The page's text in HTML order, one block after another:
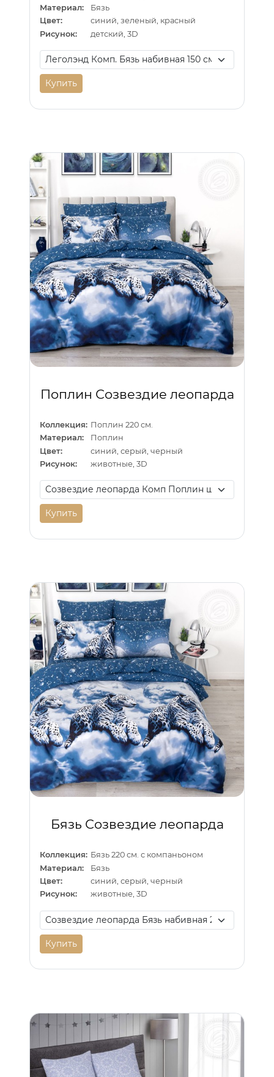
Материал:
Бязь
Цвет:
синий, зеленый, красный
Рисунок:
детский, 3D
Купить
Поплин Созвездие леопарда
Коллекция: Поплин 220 см.
Материал:
Поплин
Цвет:
синий, серый, черный
Рисунок:
животные, 3D
Купить
Бязь Созвездие леопарда
Коллекция: Бязь 220 см. с компаньоном
Материал:
Бязь
Цвет:
синий, серый, черный
Рисунок:
животные, 3D
Купить